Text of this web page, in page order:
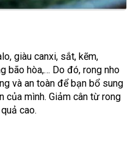
giàu canxi, sắt, kẽm,
bão hòa,… Do đó, rong nho
và an toàn để bạn bổ sung
của mình. Giảm cân từ rong
cao.